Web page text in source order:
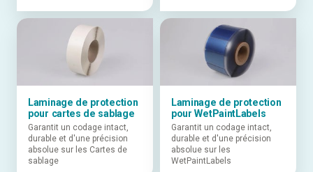
Laminage de protection
pour cartes de sablage
Garantit un codage intact,
durable et d'une précision
absolue sur les Cartes de
sablage
Laminage de protection
pour WetPaintLabels
Garantit un codage intact,
durable et d'une précision
absolue sur les
WetPaintLabels